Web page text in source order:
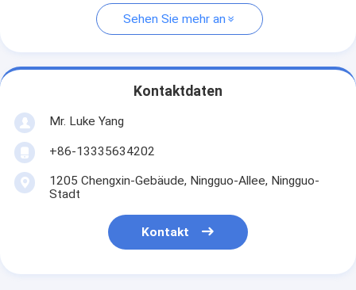
Sehen Sie mehr an
Kontaktdaten
Mr. Luke Yang
+86-13335634202
1205 Chengxin-Gebäude, Ningguo-Allee, Ningguo-
Stadt
Kontakt